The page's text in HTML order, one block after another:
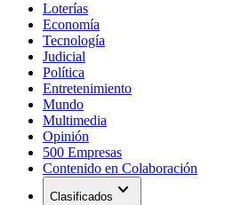
Loterías
Economía
Tecnología
Judicial
Política
Entretenimiento
Mundo
Multimedia
Opinión
500 Empresas
Contenido en Colaboración
Clasificados expand_more